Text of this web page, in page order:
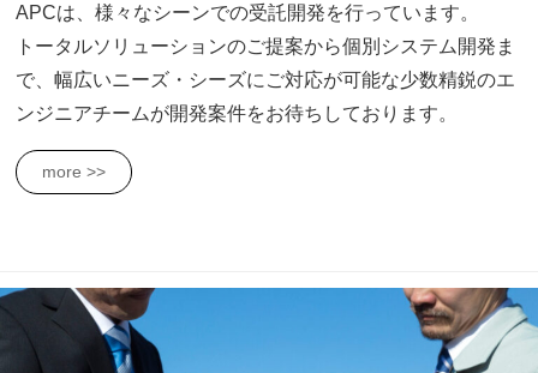
APCは、様々なシーンでの受託開発を行っています。
トータルソリューションのご提案から個別システム開発ま
で、幅広いニーズ・シーズにご対応が可能な少数精鋭のエ
ンジニアチームが開発案件をお待ちしております。
more >>